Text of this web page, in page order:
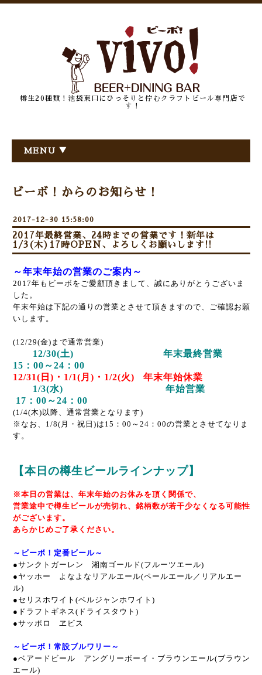
樽生20種類！池袋東口にひっそりと佇むクラフトビール専門店で
す！
MENU ▼
ビーボ！からのお知らせ！
2017-12-30 15:58:00
2017年最終営業、24時までの営業です！新年は
1/3(木)17時OPEN、よろしくお願いします!!
～年末年始の営業のご案内～
2017年もビーボをご愛顧頂きまして、誠にありがとうございま
した。
年末年始は下記の通りの営業とさせて頂きますので、ご確認お願
いします。
(12/29(金)まで通常営業)
12/30(土) 年末最終営業
15：00～24：00
12/31(日)・1/1(月)・1/2(火) 年末年始休業
1/3(水) 年始営業
17：00～24：00
(1/4(木)以降、通常営業となります)
※なお、1/8(月・祝日)は15：00～24：00の営業とさせてなりま
す。
【本日の樽生ビールラインナップ】
※本日の営業は、年末年始のお休みを頂く関係で、
営業途中で樽生ビールが売切れ、銘柄数が若干少なくなる可能性
がございます。
あらかじめご了承ください。
～ビーボ！定番ビール～
●サンクトガーレン 湘南ゴールド(フルーツエール)
●ヤッホー よなよなリアルエール(ペールエール／リアルエー
ル)
●セリスホワイト(ベルジャンホワイト)
●ドラフトギネス(ドライスタウト)
●サッポロ ヱビス
～ビーボ！常設ブルワリー～
●ベアードビール アングリーボーイ・ブラウンエール(ブラウン
エール)